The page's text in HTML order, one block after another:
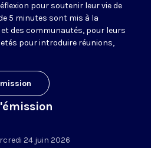
pour soutenir leur vie de
5 minutes sont mis à la
des communautés, pour leurs
pour introduire réunions,
24 juin 2026